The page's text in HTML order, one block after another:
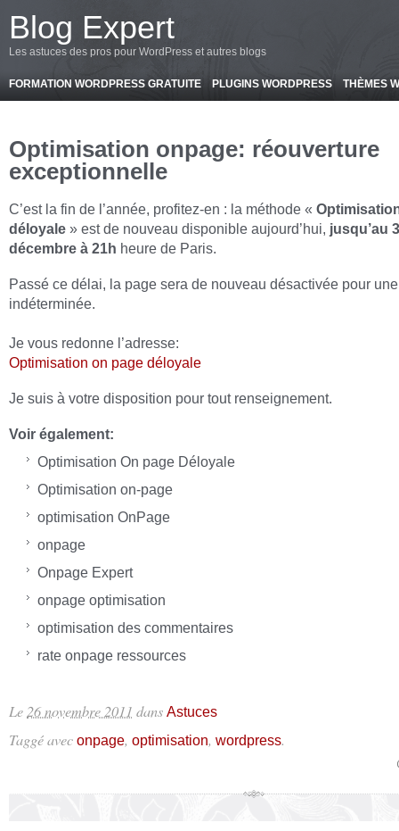
Blog Expert
Les astuces des pros pour WordPress et autres blogs
FORMATION WORDPRESS GRATUITE PLUGINS WORDPRESS THÈMES
Optimisation onpage: réouverture
exceptionnelle
C’est la fin de l’année, profitez-en : la méthode «
déloyale » est de nouveau disponible aujourd’hui, jusqu’au
décembre à 21h heure de Paris.
Passé ce délai, la page sera de nouveau désactivée pour
indéterminée.
Je vous redonne l’adresse:
Optimisation on page déloyale
Je suis à votre disposition pour tout renseignement.
Voir également:
Optimisation On page Déloyale
Optimisation on-page
optimisation OnPage
onpage
Onpage Expert
onpage optimisation
optimisation des commentaires
rate onpage ressources
Le 26 novembre 2011 dans Astuces
Taggé avec onpage, optimisation, wordpress.